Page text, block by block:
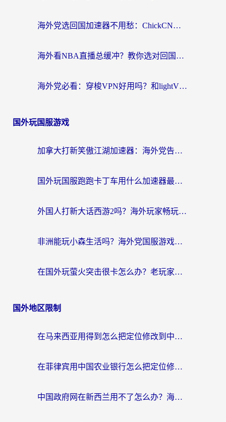
海外党选回国加速器不用愁：ChickCN和SpeedCN好用吗？实测对比+避坑指南
海外看NBA直播总缓冲？教你选对回国加速器，无缝看球还能刷国内剧
海外党必看：穿梭VPN好用吗？和lightVPN对比哪个回国效果更好？附真实体验与选择指南
国外玩国服游戏
加拿大打新笑傲江湖加速器：海外党告别延迟卡顿的实用指南
国外玩国服跑跑卡丁车用什么加速器最好？2026真实玩家亲测避坑指南
外国人打新大话西游2吗？海外玩家畅玩国服游戏的终极加速器指南
非洲能玩小森生活吗？海外党国服游戏加速器终极指南（附阿根廷CF手游帕斯卡契约解决方案）
在国外玩萤火突击很卡怎么办？老玩家亲测有效的加速器选择指南
国外地区限制
在马来西亚用得到怎么把定位修改到中国国内？留学生亲测有效的追剧看片攻略
在菲律宾用中国农业银行怎么把定位修改到中国国内？海外华人必看的数字生活解决方案
中国政府网在新西兰用不了怎么办？海外华人追剧看新闻的实用指南